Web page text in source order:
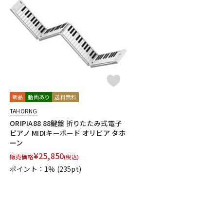
新品 動画あり 送料無料
TAHORNG
ORIPIA88 88鍵盤 折りたたみ式電子
ピアノ MIDIキーボード オリピア タホ
ーン
販売価格¥25,850(税込)
ポイント：1% (235pt)